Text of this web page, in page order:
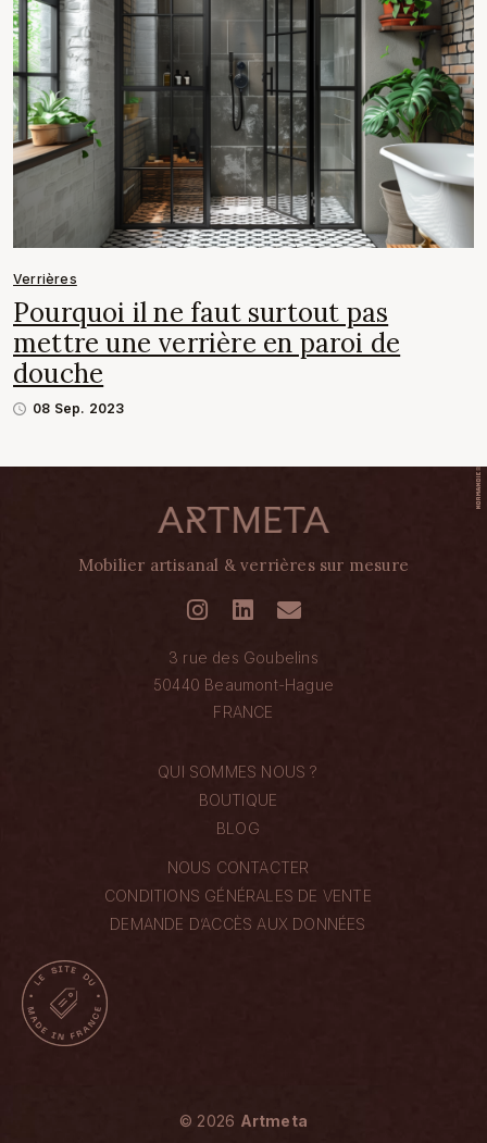
Verrières
Pourquoi il ne faut surtout pas
mettre une verrière en paroi de
douche
08 Sep. 2023
Mobilier artisanal & verrières sur mesure
3 rue des Goubelins
50440 Beaumont-Hague
FRANCE
QUI SOMMES NOUS ?
BOUTIQUE
BLOG
NOUS CONTACTER
CONDITIONS GÉNÉRALES DE VENTE
DEMANDE D’ACCÈS AUX DONNÉES
© 2026 Artmeta